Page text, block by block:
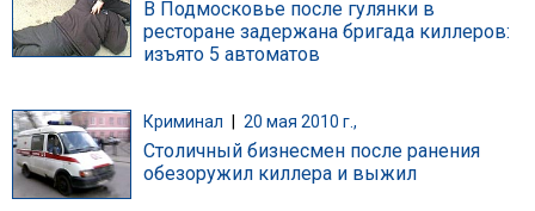
В Подмосковье после гулянки в
ресторане задержана бригада киллеров:
изъято 5 автоматов
Криминал 20 мая 2010 г.,
Столичный бизнесмен после ранения
обезоружил киллера и выжил